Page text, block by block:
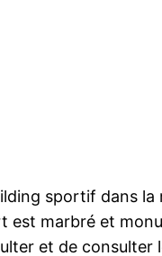
sportif dans la
est marbré et
et de consulter